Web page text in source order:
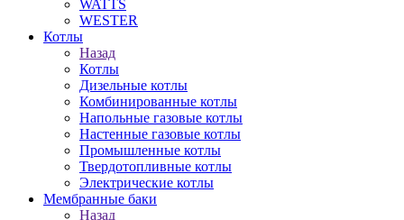
WATTS
WESTER
Котлы
Назад
Котлы
Дизельные котлы
Комбинированные котлы
Напольные газовые котлы
Настенные газовые котлы
Промышленные котлы
Твердотопливные котлы
Электрические котлы
Мембранные баки
Назад